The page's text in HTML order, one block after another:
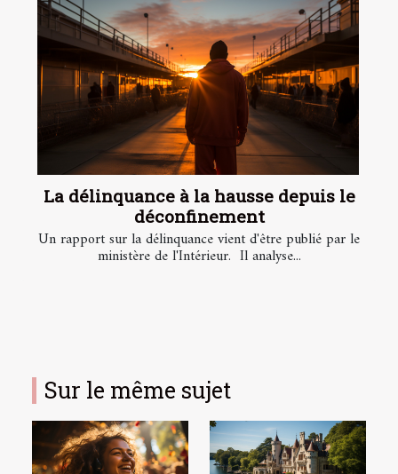
La délinquance à la hausse depuis le
déconfinement
Un rapport sur la délinquance vient d'être publié par le
ministère de l'Intérieur. Il analyse...
Sur le même sujet